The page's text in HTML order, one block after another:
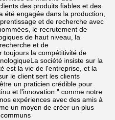
des produits fiables et des
été engagée dans la production,
et de recherche avec
le recrutement de
de haut niveau, la
et de
toujours la compétitivité de
société insiste sur la
est la vie de l'entreprise, et la
le client sert les clients
un praticien crédible pour
et l'innovation " comme notre
expériences avec des amis à
un moyen de créer un plus